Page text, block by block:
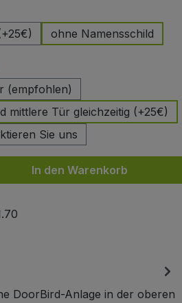
ohne Namensschild
(empfohlen)
mittlere Tür gleichzeitig (+25€)
Sie uns
den gewünschten
In den Warenkorb
DoorBird-Anlage in der oberen